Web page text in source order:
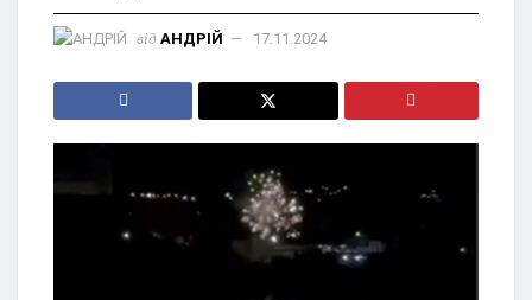
від АНДРІЙ 17.11.2024